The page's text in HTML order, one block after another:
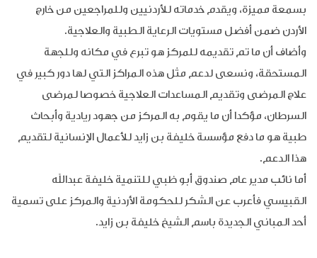
بسمعة مميزة، ويقدم خدماته للأردنيين وللمراجعين من خارج
الأردن ضمن أفضل مستويات الرعاية الطبية والعلاجية.
وأضاف أن ما تم تقديمه للمركز هو تبرع في مكانه وللجهة
المستحقة، ونسعى لدعم مثل هذه المراكز التي لها دور كبير في
علاج المرضى وتقديم المساعدات العلاجية خصوصا لمرضى
السرطان، مؤكدا أن ما يقوم به المركز من جهود ريادية وأبحاث
طبية هو ما دفع مؤسسة خليفة بن زايد للأعمال الإنسانية لتقديم
هذا الدعم.
أما نائب مدير عام صندوق أبو ظبي للتنمية خليفة عبدالله
القبيسي فأعرب عن الشكر للحكومة الأردنية والمركز على تسمية
أحد المباني الجديدة باسم الشيخ خليفة بن زايد.